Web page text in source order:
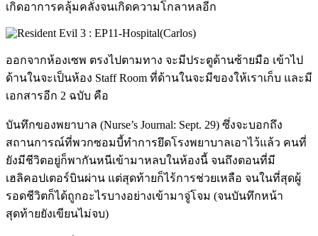
เกิดอาการคลุ้มคลั่งจนเกิดความโกลาหลอีก
ออกจากห้องเซพ ตรงไปตามทาง จะมีประตูด้านซ้ายมือ เข้าไป
ด้านในจะเป็นห้อง Staff Room ที่ด้านในจะมีของให้เราเก็บ และมี
เอกสารอีก 2 ฉบับ คือ
บันทึกของพยาบาล (Nurse’s Journal: Sept. 29) ซึ่งจะบอกถึง
สถานการณ์ที่พวกซอมบี้ทำการยึดโรงพยาบาลเอาไว้แล้ว คนที่
ยังมีชีวิตอยู่ก็พากันหนีเข้ามาหลบในห้องนี้ จนถึงตอนที่มี
เฮลิคอปเตอร์บินผ่าน แต่สุดท้ายก็ไร้การช่วยเหลือ จนในที่สุดผู้
รอดชีวิตก็ได้ถูกอะไรบางอย่างเข้ามาจู่โจม (จนบันทึกหน้า
สุดท้ายยังเขียนไม่จบ)